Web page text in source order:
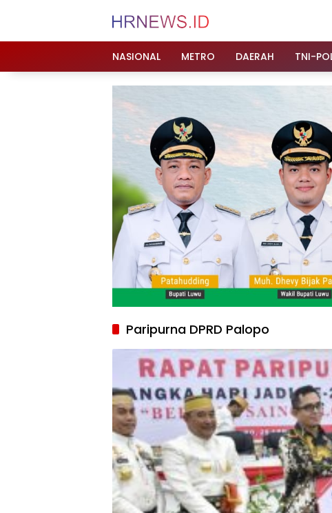
NASIONAL
METRO DAERAH TNI-
Paripurna DPRD Palopo